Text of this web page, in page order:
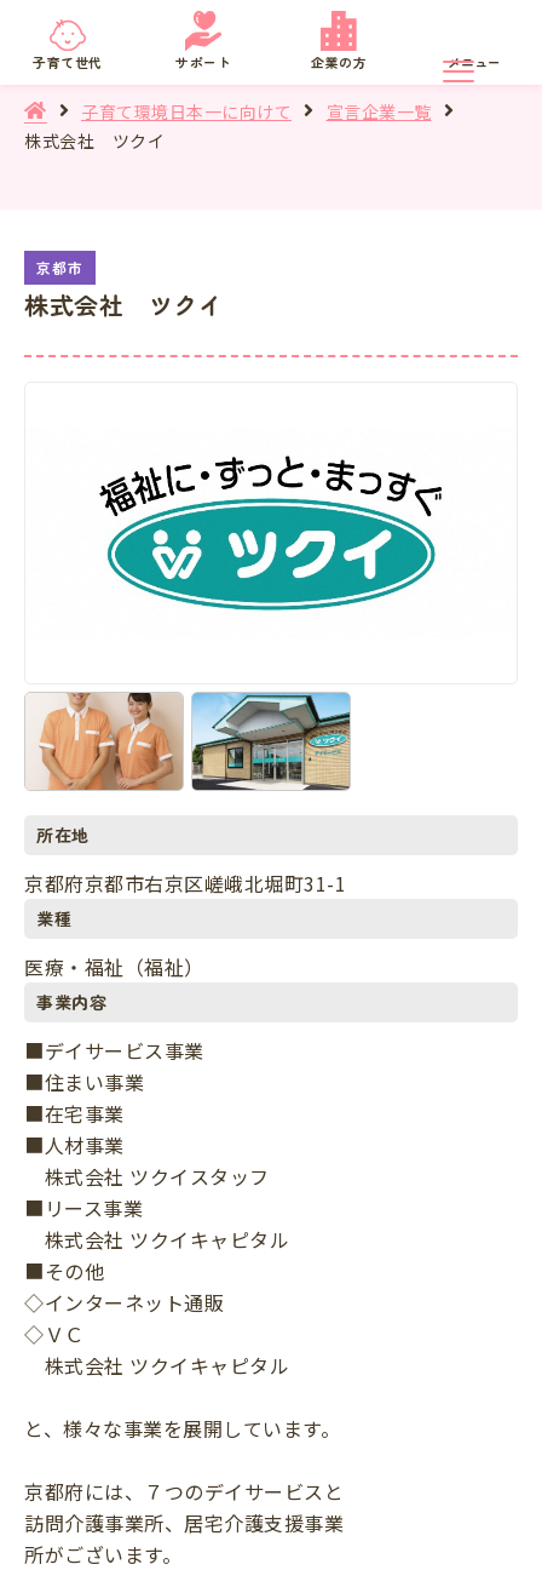
京都府
子育て世代 サポート 企業の方 メニュー
子育て環境日本一に向けて
宣言企業一覧
株式会社 ツクイ
株式会社 ツクイ
所在地
京都府京都市右京区嵯峨北堀町31-1
業種
医療・福祉（福祉）
事業内容
■デイサービス事業
■住まい事業
■在宅事業
■人材事業
株式会社 ツクイスタッフ
■リース事業
株式会社 ツクイキャピタル
■その他
◇インターネット通販
◇ＶＣ
株式会社 ツクイキャピタル
と、様々な事業を展開しています。
京都府には、７つのデイサービスと
訪問介護事業所、居宅介護支援事業
所がございます。